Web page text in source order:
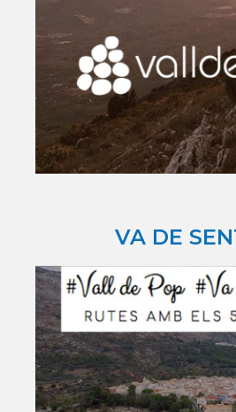
VA DE